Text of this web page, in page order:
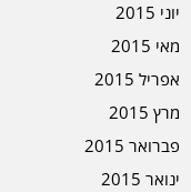
יוני 2015
מאי 2015
אפריל 2015
מרץ 2015
פברואר 2015
ינואר 2015